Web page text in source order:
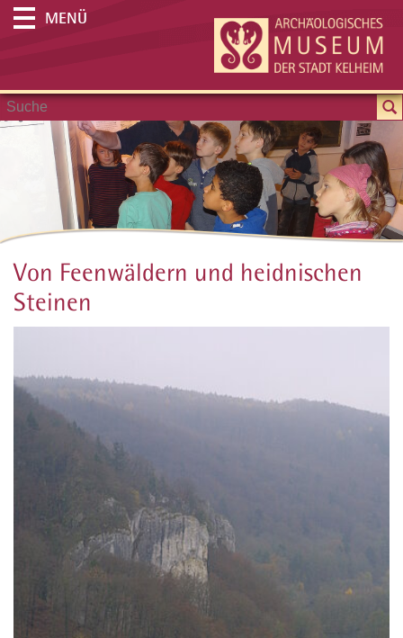
MENÜ
Von Feenwäldern und heidnischen
Steinen